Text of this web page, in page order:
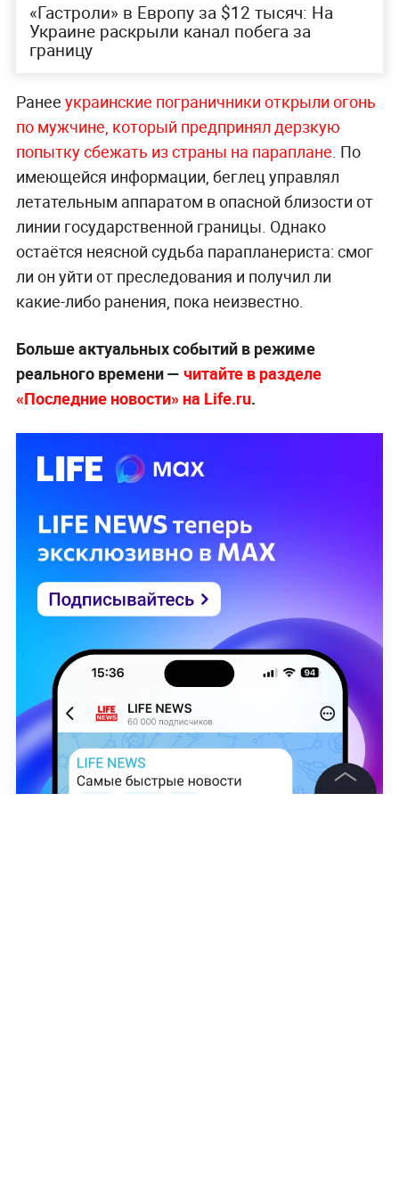
«Гастроли» в Европу за $12 тысяч: На
Украине раскрыли канал побега за
границу
Ранее украинские пограничники открыли огонь
по мужчине, который предпринял дерзкую
попытку сбежать из страны на параплане. По
имеющейся информации, беглец управлял
летательным аппаратом в опасной близости от
линии государственной границы. Однако
остаётся неясной судьба парапланериста: смог
ли он уйти от преследования и получил ли
какие-либо ранения, пока неизвестно.
Больше актуальных событий в режиме
реального времени — читайте в разделе
«Последние новости» на Life.ru.